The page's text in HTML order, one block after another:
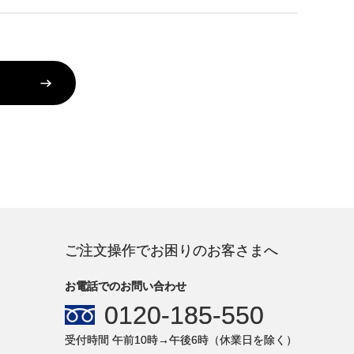
ご注文操作でお困りのお客さまへ
お電話でのお問い合わせ
0120-185-550
受付時間 午前10時→午後6時（休業日を除く）